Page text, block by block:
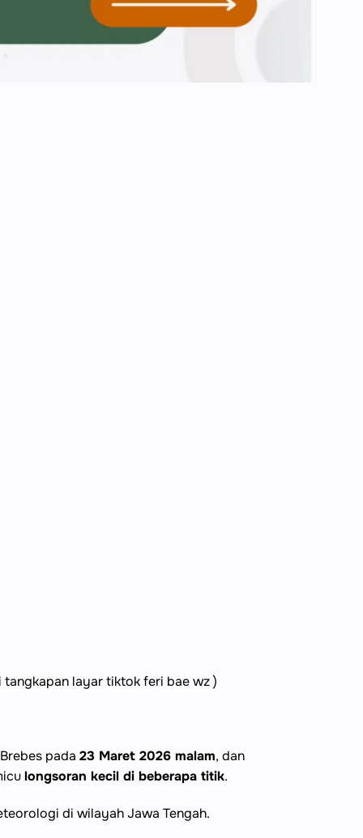
tangkapan layar tiktok feri bae wz )
pada 23 Maret 2026 malam, dan
longsoran kecil di beberapa titik.
di wilayah Jawa Tengah.